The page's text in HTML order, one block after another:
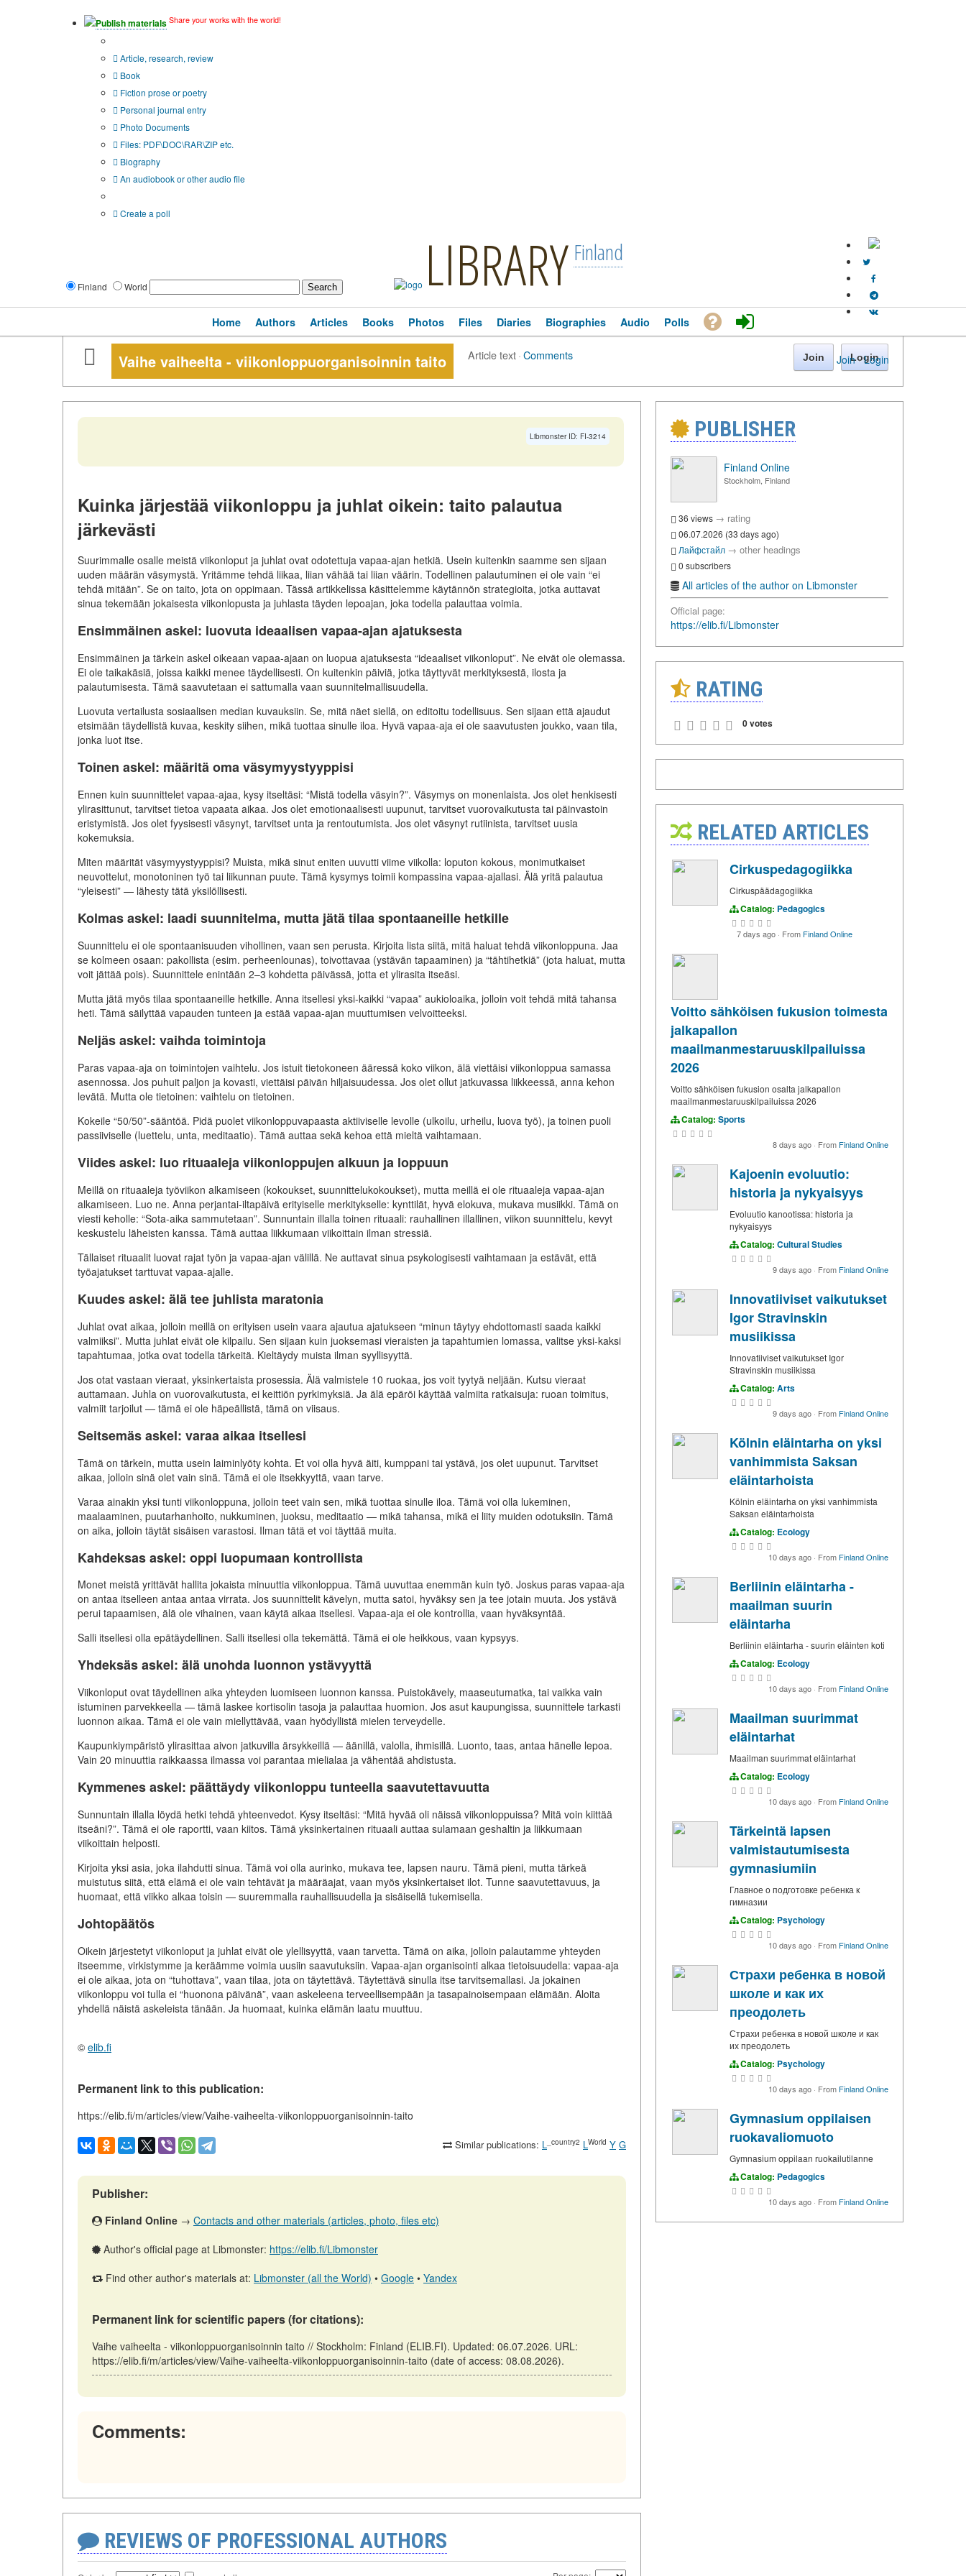
Publish materials Share your works with the world!
Article, research, review
Book
Fiction prose or poetry
Personal journal entry
Photo Documents
Files: PDF\DOC\RAR\ZIP etc.
Biography
An audiobook or other audio file
Create a poll
Finland World LIBRARY Finland
Join · Login
Home Authors Articles Books Photos Files Diaries Biographies Audio Polls
Vaihe vaiheelta - viikonloppuorganisoinnin taito Article text·Comments Join Login
Libmonster ID: FI-3214
Kuinka järjestää viikonloppu ja juhlat oikein: taito palautua
järkevästi
Suurimmalle osalle meistä viikonloput ja juhlat ovat odotettuja vapaa-ajan hetkiä. Usein kuitenkin saamme sen sijaan
uuden määrän väsymystä. Yritämme tehdä liikaa, liian vähää tai liian väärin. Todellinen palautuminen ei ole vain “ei
tehdä mitään”. Se on taito, jota on oppimaan. Tässä artikkelissa käsittelemme käytännön strategioita, jotka auttavat
sinua tekemään jokaisesta viikonlopusta ja juhlasta täyden lepoajan, joka todella palauttaa voimia.
Ensimmäinen askel: luovuta ideaalisen vapaa-ajan ajatuksesta
Ensimmäinen ja tärkein askel oikeaan vapaa-ajaan on luopua ajatuksesta “ideaaliset viikonloput”. Ne eivät ole olemassa.
Ei ole taikakäsiä, joissa kaikki menee täydellisesti. On kuitenkin päiviä, jotka täyttyvät merkityksestä, ilosta ja
palautumisesta. Tämä saavutetaan ei sattumalla vaan suunnitelmallisuudella.
Luovuta vertailusta sosiaalisen median kuvauksiin. Se, mitä näet siellä, on editoitu todellisuus. Sen sijaan että ajaudut
etsimään täydellistä kuvaa, keskity siihen, mikä tuottaa sinulle iloa. Hyvä vapaa-aja ei ole saavutusten joukko, vaan tila,
jonka luot itse.
Toinen askel: määritä oma väsymyystyyppisi
Ennen kuin suunnittelet vapaa-ajaa, kysy itseltäsi: “Mistä todella väsyin?”. Väsymys on monenlaista. Jos olet henkisesti
ylirasittunut, tarvitset tietoa vapaata aikaa. Jos olet emotionaalisesti uupunut, tarvitset vuorovaikutusta tai päinvastoin
eristymistä. Jos olet fyysisesti väsynyt, tarvitset unta ja rentoutumista. Jos olet väsynyt rutiinista, tarvitset uusia
kokemuksia.
Miten määrität väsymyystyyppisi? Muista, mikä sinut eniten uuvutti viime viikolla: loputon kokous, monimutkaiset
neuvottelut, monotoninen työ tai liikunnan puute. Tämä kysymys toimii kompassina vapaa-ajallasi. Älä yritä palautua
“yleisesti” — lähesty tätä yksilöllisesti.
Kolmas askel: laadi suunnitelma, mutta jätä tilaa spontaaneille hetkille
Suunnittelu ei ole spontaanisuuden vihollinen, vaan sen perusta. Kirjoita lista siitä, mitä haluat tehdä viikonloppuna. Jaa
se kolmeen osaan: pakollista (esim. perheenlounas), toivottavaa (ystävän tapaaminen) ja “tähtihetkiä” (jota haluat, mutta
voit jättää pois). Suunnittele enintään 2–3 kohdetta päivässä, jotta et ylirasita itseäsi.
Mutta jätä myös tilaa spontaaneille hetkille. Anna itsellesi yksi-kaikki “vapaa” aukioloaika, jolloin voit tehdä mitä tahansa
heti. Tämä säilyttää vapauden tunteen ja estää vapaa-ajan muuttumisen velvoitteeksi.
Neljäs askel: vaihda toimintoja
Paras vapaa-aja on toimintojen vaihtelu. Jos istuit tietokoneen ääressä koko viikon, älä viettäisi viikonloppua samassa
asennossa. Jos puhuit paljon ja kovasti, viettäisi päivän hiljaisuudessa. Jos olet ollut jatkuvassa liikkeessä, anna kehon
levätä. Mutta ole tietoinen: vaihtelu on tietoinen.
Kokeile “50/50”-sääntöä. Pidä puolet viikonloppuvapaasta aktiiviselle levolle (ulkoilu, urheilu, luova työ), ja toinen puoli
passiiviselle (luettelu, unta, meditaatio). Tämä auttaa sekä kehoa että mieltä vaihtamaan.
Viides askel: luo rituaaleja viikonloppujen alkuun ja loppuun
Meillä on rituaaleja työviikon alkamiseen (kokoukset, suunnittelukokoukset), mutta meillä ei ole rituaaleja vapaa-ajan
alkamiseen. Luo ne. Anna perjantai-iltapäivä erityiselle merkitykselle: kynttilät, hyvä elokuva, mukava musiikki. Tämä on
viesti keholle: “Sota-aika sammutetaan”. Sunnuntain illalla toinen rituaali: rauhallinen illallinen, viikon suunnittelu, kevyt
keskustelu läheisten kanssa. Tämä auttaa liikkumaan viikoittain ilman stressiä.
Tällaiset rituaalit luovat rajat työn ja vapaa-ajan välillä. Ne auttavat sinua psykologisesti vaihtamaan ja estävät, että
työajatukset tarttuvat vapaa-ajalle.
Kuudes askel: älä tee juhlista maratonia
Juhlat ovat aikaa, jolloin meillä on erityisen usein vaara ajautua ajatukseen “minun täytyy ehdottomasti saada kaikki
valmiiksi”. Mutta juhlat eivät ole kilpailu. Sen sijaan kuin juoksemasi vieraisten ja tapahtumien lomassa, valitse yksi-kaksi
tapahtumaa, jotka ovat todella tärkeitä. Kieltäydy muista ilman syyllisyyttä.
Jos otat vastaan vieraat, yksinkertaista prosessia. Älä valmistele 10 ruokaa, jos voit tyytyä neljään. Kutsu vieraat
auttamaan. Juhla on vuorovaikutusta, ei keittiön pyrkimyksiä. Ja älä epäröi käyttää valmiita ratkaisuja: ruoan toimitus,
valmiit tarjoilut — tämä ei ole häpeällistä, tämä on viisaus.
Seitsemäs askel: varaa aikaa itsellesi
Tämä on tärkein, mutta usein laiminlyöty kohta. Et voi olla hyvä äiti, kumppani tai ystävä, jos olet uupunut. Tarvitset
aikaa, jolloin sinä olet vain sinä. Tämä ei ole itsekkyyttä, vaan tarve.
Varaa ainakin yksi tunti viikonloppuna, jolloin teet vain sen, mikä tuottaa sinulle iloa. Tämä voi olla lukeminen,
maalaaminen, puutarhanhoito, nukkuminen, juoksu, meditaatio — mikä tahansa, mikä ei liity muiden odotuksiin. Tämä
on aika, jolloin täytät sisäisen varastosi. Ilman tätä et voi täyttää muita.
Kahdeksas askel: oppi luopumaan kontrollista
Monet meistä yrittävät hallita jokaista minuuttia viikonloppua. Tämä uuvuttaa enemmän kuin työ. Joskus paras vapaa-aja
on antaa itselleen antaa antaa virrata. Jos suunnittelit kävelyn, mutta satoi, hyväksy sen ja tee jotain muuta. Jos ystävä
perui tapaamisen, älä ole vihainen, vaan käytä aikaa itsellesi. Vapaa-aja ei ole kontrollia, vaan hyväksyntää.
Salli itsellesi olla epätäydellinen. Salli itsellesi olla tekemättä. Tämä ei ole heikkous, vaan kypsyys.
Yhdeksäs askel: älä unohda luonnon ystävyyttä
Viikonloput ovat täydellinen aika yhteyden luomiseen luonnon kanssa. Puistokävely, maaseutumatka, tai vaikka vain
istuminen parvekkeella — tämä laskee kortisolin tasoja ja palauttaa huomion. Jos asut kaupungissa, suunnittele tarkasti
luonnon aikaa. Tämä ei ole vain miellyttävää, vaan hyödyllistä mielen terveydelle.
Kaupunkiympäristö ylirasittaa aivon jatkuvilla ärsykkeillä — äänillä, valolla, ihmisillä. Luonto, taas, antaa hänelle lepoa.
Vain 20 minuuttia raikkaassa ilmassa voi parantaa mielialaa ja vähentää ahdistusta.
Kymmenes askel: päättäydy viikonloppu tunteella saavutettavuutta
Sunnuntain illalla löydä hetki tehdä yhteenvedot. Kysy itseltäsi: “Mitä hyvää oli näissä viikonloppuissa? Mitä voin kiittää
itseäni?”. Tämä ei ole raportti, vaan kiitos. Tämä yksinkertainen rituaali auttaa sulamaan geshaltin ja liikkumaan
viikoittain helposti.
Kirjoita yksi asia, joka ilahdutti sinua. Tämä voi olla aurinko, mukava tee, lapsen nauru. Tämä pieni, mutta tärkeä
muistutus siitä, että elämä ei ole vain tehtävät ja määräajat, vaan myös yksinkertaiset ilot. Tunne saavutettavuus, ja
huomaat, että viikko alkaa toisin — suuremmalla rauhallisuudella ja sisäisellä tukemisella.
Johtopäätös
Oikein järjestetyt viikonloput ja juhlat eivät ole ylellisyyttä, vaan tarvetta. Tämä on aika, jolloin palautamme yhteyden
itseemme, virkistymme ja keräämme voimia uusiin saavutuksiin. Vapaa-ajan organisointi alkaa tietoisuudella: vapaa-aja
ei ole aikaa, jota on “tuhottava”, vaan tilaa, jota on täytettävä. Täytettävä sinulla itse tarvitsemallasi. Ja jokainen
viikonloppu voi tulla ei “huonona päivänä”, vaan askeleena terveellisempään ja tasapainoisempaan elämään. Aloita
yhdellä näistä askeleista tänään. Ja huomaat, kuinka elämän laatu muuttuu.
© elib.fi
Permanent link to this publication:
https://elib.fi/m/articles/view/Vaihe-vaiheelta-viikonloppuorganisoinnin-taito
Similar publications: L _country2 LWorld Y G
Publisher:
Finland Online → Contacts and other materials (articles, photo, files etc)
Author's official page at Libmonster: https://elib.fi/Libmonster
Find other author's materials at: Libmonster (all the World) • Google • Yandex
Permanent link for scientific papers (for citations):
Vaihe vaiheelta - viikonloppuorganisoinnin taito // Stockholm: Finland (ELIB.FI). Updated: 06.07.2026. URL:
https://elib.fi/m/articles/view/Vaihe-vaiheelta-viikonloppuorganisoinnin-taito (date of access: 08.08.2026).
Comments:
REVIEWS OF PROFESSIONAL AUTHORS
PUBLISHER
Finland Online
Stockholm, Finland
36 views → rating
06.07.2026 (33 days ago)
Лайфстайл → other headings
0 subscribers
All articles of the author on Libmonster
Official page:
https://elib.fi/Libmonster
RATING
0 votes
RELATED ARTICLES
Cirkuspedagogiikka
Cirkuspäädagogiikka
Catalog: Pedagogics
7 days ago · From Finland Online
Voitto sähköisen fukusion toimesta
jalkapallon
maailmanmestaruuskilpailuissa
2026
Voitto sähköisen fukusion osalta jalkapallon
maailmanmestaruuskilpailuissa 2026
Catalog: Sports
8 days ago · From Finland Online
Kajoenin evoluutio:
historia ja nykyaisyys
Evoluutio kanootissa: historia ja
nykyaisyys
Catalog: Cultural Studies
9 days ago · From Finland Online
Innovatiiviset vaikutukset
Igor Stravinskin
musiikissa
Innovatiiviset vaikutukset Igor
Stravinskin musiikissa
Catalog: Arts
9 days ago · From Finland Online
Kölnin eläintarha on yksi
vanhimmista Saksan
eläintarhoista
Kölnin eläintarha on yksi vanhimmista
Saksan eläintarhoista
Catalog: Ecology
10 days ago · From Finland Online
Berliinin eläintarha -
maailman suurin
eläintarha
Berliinin eläintarha - suurin eläinten koti
Catalog: Ecology
10 days ago · From Finland Online
Maailman suurimmat
eläintarhat
Maailman suurimmat eläintarhat
Catalog: Ecology
10 days ago · From Finland Online
Tärkeintä lapsen
valmistautumisesta
gymnasiumiin
Главное о подготовке ребенка к
гимназии
Catalog: Psychology
10 days ago · From Finland Online
Страхи ребенка в новой
школе и как их
преодолеть
Страхи ребенка в новой школе и как
их преодолеть
Catalog: Psychology
10 days ago · From Finland Online
Gymnasium oppilaisen
ruokavaliomuoto
Gymnasium oppilaan ruokailutilanne
Catalog: Pedagogics
10 days ago · From Finland Online